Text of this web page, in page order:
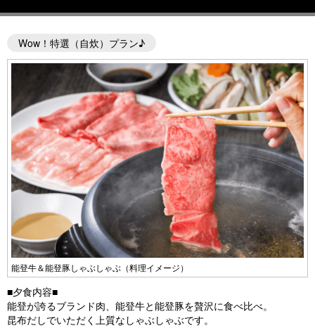
Wow！特選（自炊）プラン♪
能登牛＆能登豚しゃぶしゃぶ（料理イメージ）
■夕食内容■
能登が誇るブランド肉、能登牛と能登豚を贅沢に食べ比べ。
昆布だしでいただく上質なしゃぶしゃぶです。